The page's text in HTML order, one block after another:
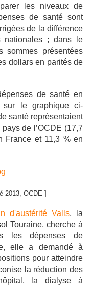
les niveaux de
de santé sont
de la différence
nationales ; dans le
sommes présentées
dollars en parités de
de santé en
le graphique ci-
santé représentaient
de l’OCDE (17,7
France et 11,3 % en
2013, OCDE ]
d'austérité Valls, la
Touraine, cherche à
les dépenses de
elle a demandé à
pour atteindre
la réduction des
la dialyse à